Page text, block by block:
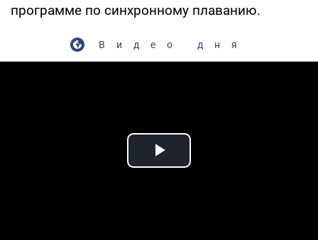
программе по синхронному плаванию.
Видео дня
Play Video